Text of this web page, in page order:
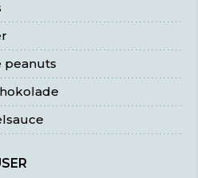
peanuts